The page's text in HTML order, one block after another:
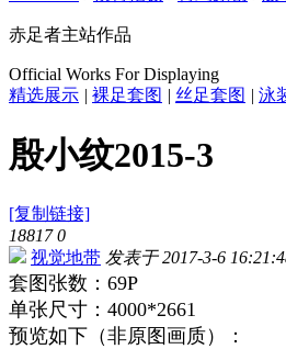
赤足者主站作品
Official Works For Displaying
精选展示 | 裸足套图 | 丝足套图 | 泳
殷小纹2015-3
[复制链接]
18817 0
视觉地带 发表于 2017-3-6
套图张数：69P
单张尺寸：4000*2661
预览如下（非原图画质）：